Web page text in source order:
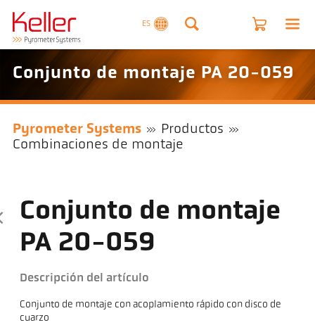
ES
Conjunto de montaje PA 20-059
Pyrometer Systems
Productos
Combinaciones de montaje
Conjunto de montaje
PA 20-059
Descripción del artículo
Conjunto de montaje con acoplamiento rápido con disco de
cuarzo